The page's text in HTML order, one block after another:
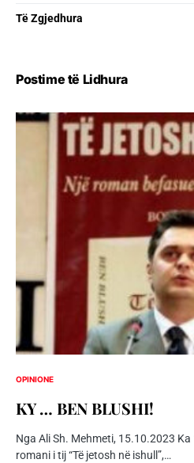
Të Zgjedhura
Postime të Lidhura
OPINIONE
KY … BEN BLUSHI!
Nga Ali Sh. Mehmeti, 15.10.2023
romani i tij “Të jetosh në ishull”,…